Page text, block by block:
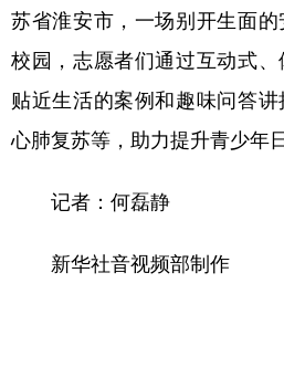
苏省淮安市，一场别开生面
校园，志愿者们通过互动式
贴近生活的案例和趣味问答
心肺复苏等，助力提升青少年
记者：何磊静
新华社音视频部制作